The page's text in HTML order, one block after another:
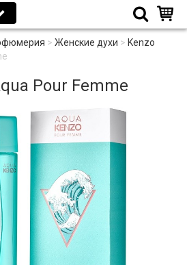
> Женские духи > Kenzo
Pour Femme